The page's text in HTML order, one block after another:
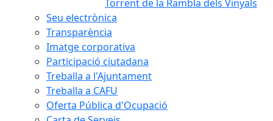
Torrent de la Rambla dels Vinyals
Seu electrònica
Transparència
Imatge corporativa
Participació ciutadana
Treballa a l'Ajuntament
Treballa a CAFU
Oferta Pública d'Ocupació